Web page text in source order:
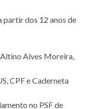
partir dos 12 anos de
Alves Moreira,
CPF e Caderneta
no PSF de